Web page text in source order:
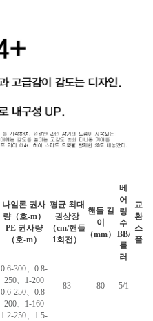
나일론 권사
량（호-m）
PE 권사량
（호-m）
평균 최대
권상장
（cm/핸들
1회전）
핸들 길
이
（mm）
베
어
링
수
BB/
롤
러
교
환
스
풀
0.6-300、0.8-
250、1-200
0.6-250、0.8-
200、1-160
83 80 5/1 -
1.2-250、1.5-